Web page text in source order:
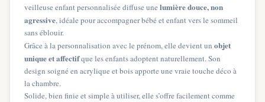
veilleuse enfant personnalisée diffuse une lumière douce, non
agressive, idéale pour accompagner bébé et enfant vers le sommeil
sans éblouir.
Grâce à la personnalisation avec le prénom, elle devient un objet
unique et affectifque les enfants adoptent naturellement. Son
design soigné en acrylique et bois apporte une vraie touche déco à
la chambre.
Solide, bien finie et simple à utiliser, elle s’offre facilement comme